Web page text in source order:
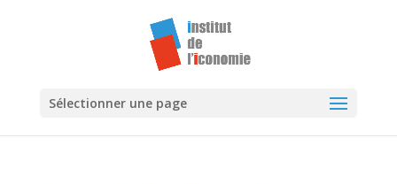
Sélectionner une page